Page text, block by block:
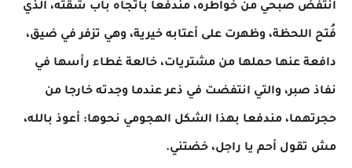
انتفض صبحي من خواطره، مندفعا باتجاه باب شقته، الذي
فُتح اللحظة، وظهرت على أعتابه خيرية، وهي تزفر في ضيق،
دافعة عنها حملها من مشتريات، خالعة غطاء رأسها في
نفاذ صبر، والتي انتفضت في ذعر عندما وجدته خارجا من
حجرتهما، مندفعا بهذا الشكل الهجومي نحوها: أعوذ بالله،
مش تقول أحم يا راجل، خضتني.